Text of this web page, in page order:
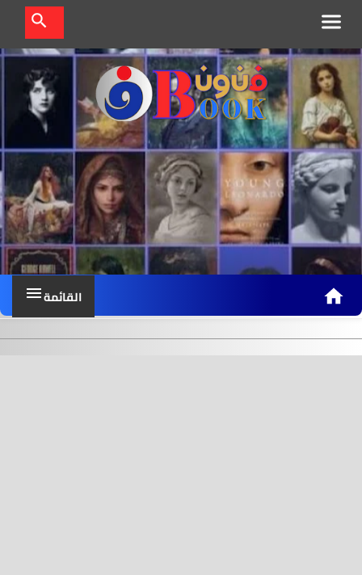
ف
ن
و
ن
و
ك
القائمة